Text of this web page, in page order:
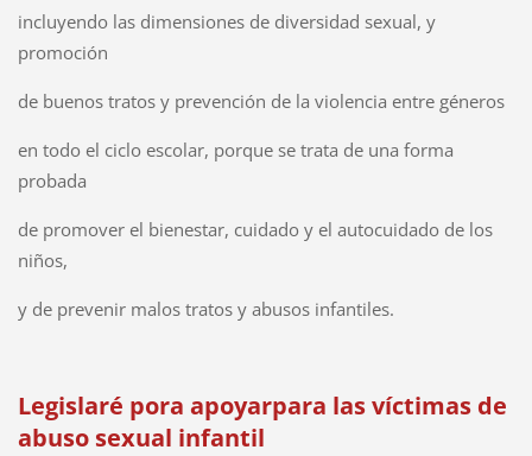
incluyendo las dimensiones de diversidad sexual, y
promoción
de buenos tratos y prevención de la violencia entre géneros
en todo el ciclo escolar, porque se trata de una forma
probada
de promover el bienestar, cuidado y el autocuidado de los
niños,
y de prevenir malos tratos y abusos infantiles.
Legislaré pora apoyarpara las víctimas de
abuso sexual infantil